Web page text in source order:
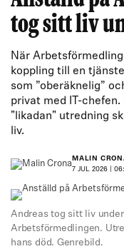
tog sitt liv
När
koppling till en
som ”oberäknelig”
privat med IT-
"likadan" utredning
liv.
MALIN
7 JUL 2026 |
Andreas tog sitt liv
Arbetsförmedlingen.
hans död. Genrebild.